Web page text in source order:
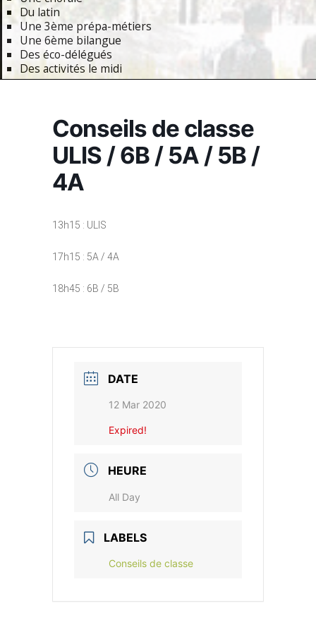
Du latin
Une 3ème prépa-métiers
Une 6ème bilangue
Des éco-délégués
Des activités le midi
Conseils de classe
ULIS / 6B / 5A / 5B /
4A
13h15 : ULIS
17h15 : 5A / 4A
18h45 : 6B / 5B
DATE
12 Mar 2020
Expired!
HEURE
All Day
LABELS
Conseils de classe